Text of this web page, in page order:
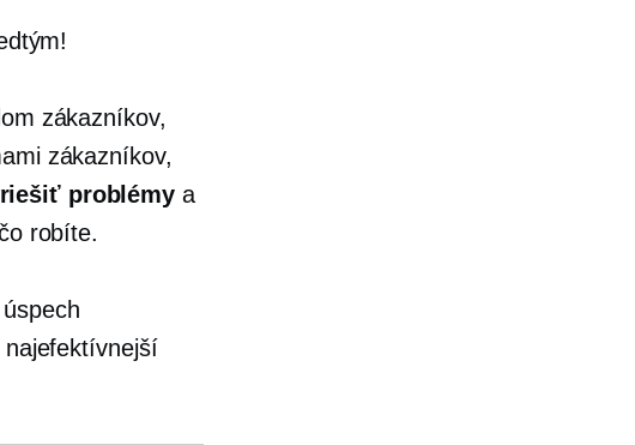
zákazníkov,
zákazníkov,
problémy a
robíte.